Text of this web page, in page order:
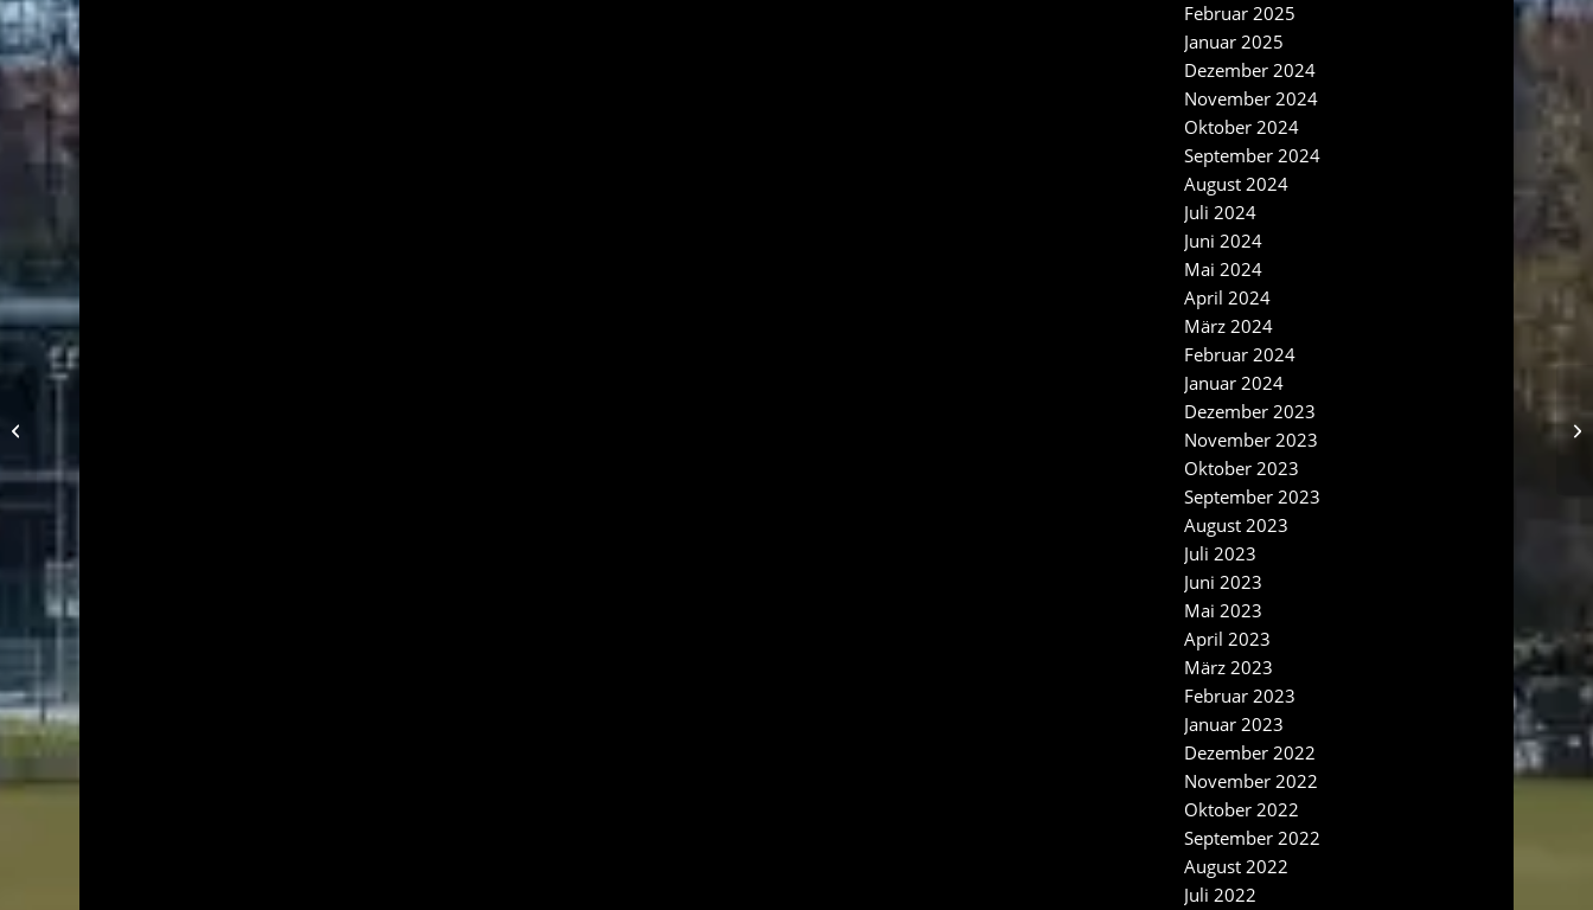
Februar 2025
Januar 2025
Dezember 2024
November 2024
Oktober 2024
September 2024
August 2024
Juli 2024
Juni 2024
Mai 2024
April 2024
März 2024
Februar 2024
Januar 2024
Dezember 2023
November 2023
Oktober 2023
September 2023
August 2023
Juli 2023
Juni 2023
Mai 2023
April 2023
März 2023
Februar 2023
Januar 2023
Dezember 2022
November 2022
Oktober 2022
September 2022
August 2022
Juli 2022